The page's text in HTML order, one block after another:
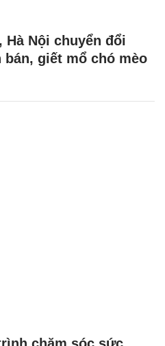
Hà Nội chuyển đổi
giết mổ chó mèo